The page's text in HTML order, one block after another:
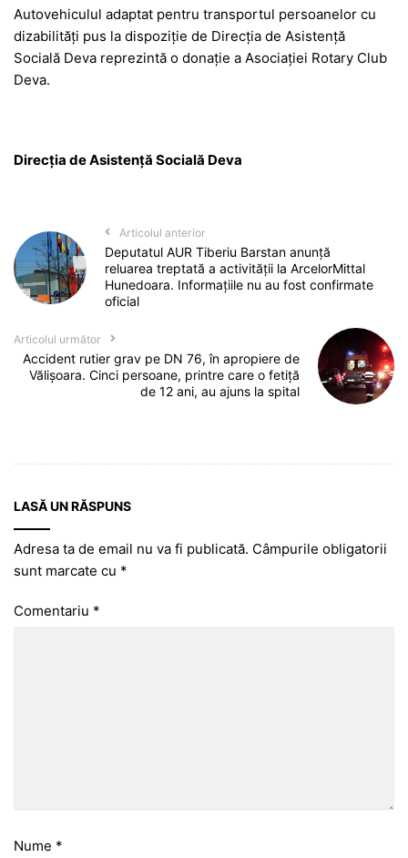
Autovehiculul adaptat pentru transportul persoanelor cu
dizabilități pus la dispoziție de Direcția de Asistență
Socială Deva reprezintă o donație a Asociației Rotary Club
Deva.
Direcția de Asistență Socială Deva
Articolul anterior
Deputatul AUR Tiberiu Barstan anunță
reluarea treptată a activității la ArcelorMittal
Hunedoara. Informațiile nu au fost confirmate
oficial
Articolul următor
Accident rutier grav pe DN 76, în apropiere de
Vălișoara. Cinci persoane, printre care o fetiță
de 12 ani, au ajuns la spital
LASĂ UN RĂSPUNS
Adresa ta de email nu va fi publicată. Câmpurile obligatorii
sunt marcate cu *
Comentariu *
Nume *